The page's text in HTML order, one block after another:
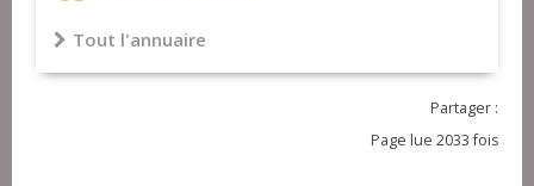
Poulain
21-Renean ar Glas - Annie Ebrel
22-Maraîchine - Louis Rousseau
Tout l'annuaire
Partager :
Page lue 2033 fois